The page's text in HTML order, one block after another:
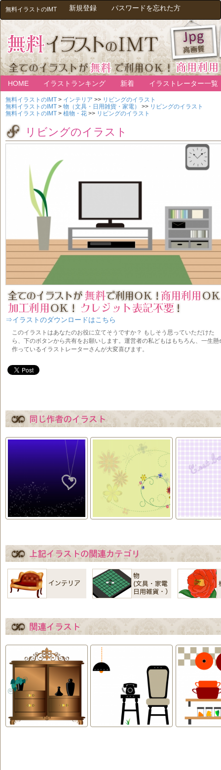
無料イラストのIMT 新規登録 パスワードを忘れた方
HOME イラストランキング 新着 イラストレーター一覧
無料イラストのIMT > インテリア >> リビングのイラスト
無料イラストのIMT > 物（文具・日用雑貨・家電） >> リビングのイラスト
無料イラストのIMT > 植物・花 >> リビングのイラスト
リビングのイラスト
⇒イラストのダウンロードはこちら